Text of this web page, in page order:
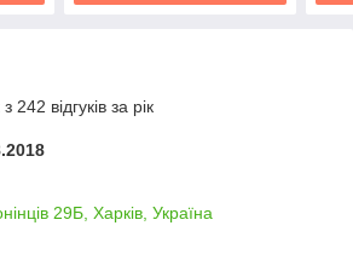
242 відгуків за рік
29Б, Харків, Україна